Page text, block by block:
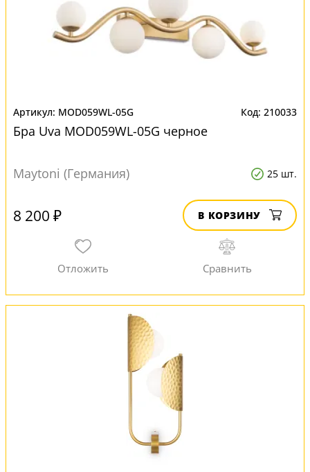
MOD059WL-05G 210033
Бра Uva MOD059WL-05G черное
Maytoni (Германия) 25 шт.
8 200 ₽ В КОРЗИНУ